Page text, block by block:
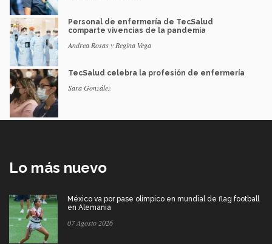
Personal de enfermería de TecSalud
comparte vivencias de la pandemia
Andrea Rosas y Regina Vega
TecSalud celebra la profesión de enfermería
Sara González
Lo más nuevo
México va por pase olímpico en mundial de flag football
en Alemania
07 Agosto 2026